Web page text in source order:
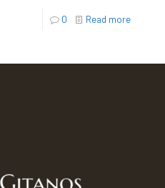
0 Read more